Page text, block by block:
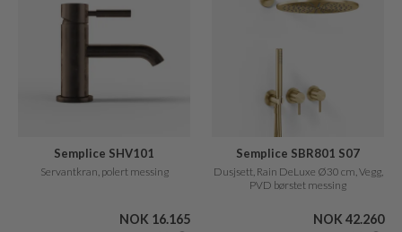
Semplice SHV101
Servantkran, polert messing
NOK 16.165
Semplice SBR801 S07
Dusjsett, Rain DeLuxe Ø30 cm, Vegg,
PVD børstet messing
NOK 42.260